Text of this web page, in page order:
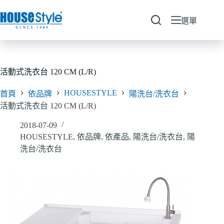
至
要
容
選單
活動式洗衣台 120 CM (L/R)
首頁 依品牌 HOUSESTYLE
陽洗台/洗衣台
活動式洗衣台 120 CM (L/R)
2018-07-09
HOUSESTYLE, 依品牌, 依產品, 陽洗台/洗衣台, 陽
洗台/洗衣台